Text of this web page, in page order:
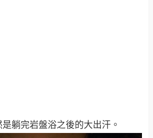
躺完岩盤浴之後的大出汗。